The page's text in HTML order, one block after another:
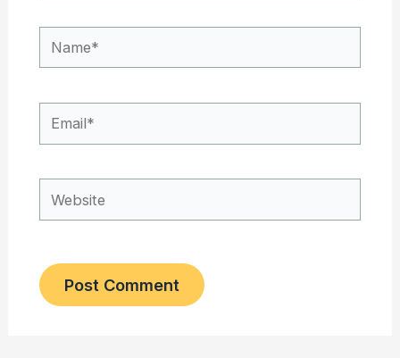
Name*
Email*
Website